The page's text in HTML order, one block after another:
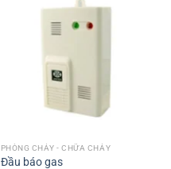
PHÒNG CHÁY - CHỮA CHÁY
Đầu báo gas